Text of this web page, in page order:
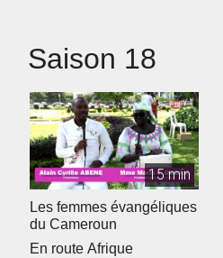
Saison 18
15 min
Les femmes évangéliques
du Cameroun
En route Afrique